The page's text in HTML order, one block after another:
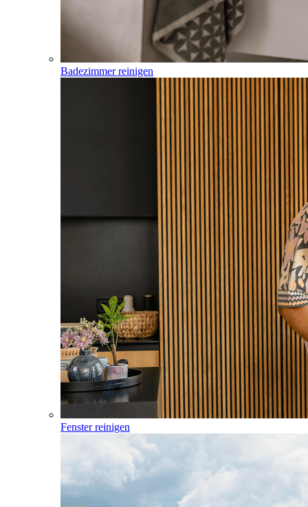
Badezimmer reinigen
Fenster reinigen